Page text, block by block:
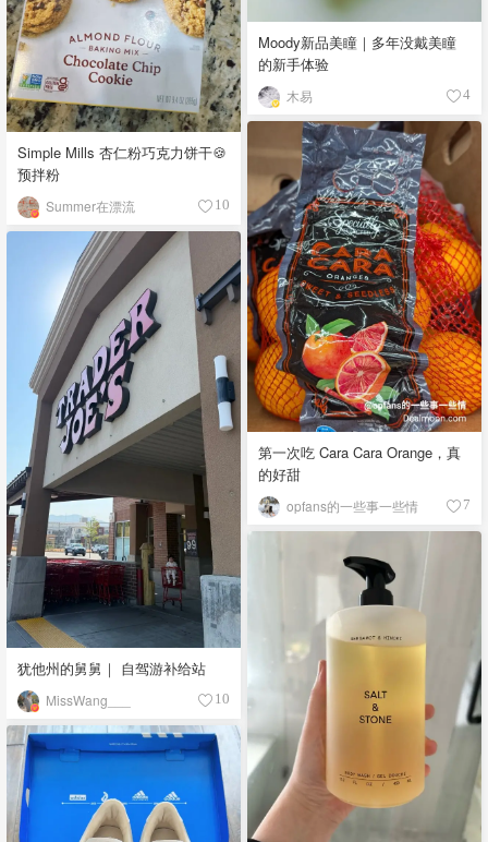
Moody新品美瞳｜多年没戴美瞳
的新手体验
木易 4
Simple Mills 杏仁粉巧克力饼干🍪
预拌粉
Summer在漂流 10
第一次吃 Cara Cara Orange，真
的好甜
opfans的一些事一些情 7
犹他州的舅舅｜ 自驾游补给站
MissWang___ 10